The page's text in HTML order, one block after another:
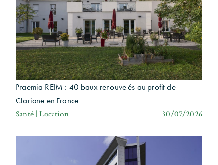
Praemia REIM : 40 baux renouvelés au profit de
Clariane en France
Santé | Location 30/07/2026